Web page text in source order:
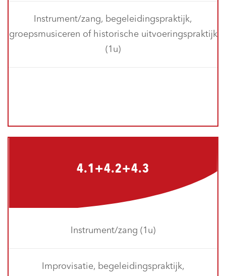
Instrument/zang, begeleidingspraktijk,
groepsmusiceren of historische uitvoeringspraktijk
(1u)
4.1+4.2+4.3
Instrument/zang (1u)
Improvisatie, begeleidingspraktijk,